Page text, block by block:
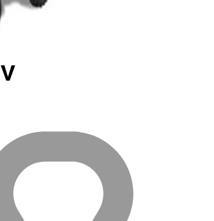
V